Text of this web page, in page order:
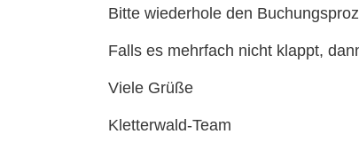
Bitte wiederhole den
Falls es mehrfach nicht klappt,
Viele Grüße
Kletterwald-Team